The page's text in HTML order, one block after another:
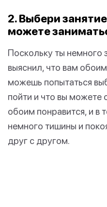
2. Выбери
можете
Поскольку ты немного
выяснил, что вам
можешь попытаться
пойти и что вы можете
обоим понравится, и в
немного тишины и
друг с другом.